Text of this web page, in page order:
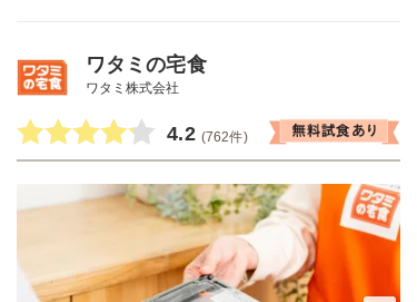
ワタミの宅食
ワタミ株式会社
4.2 (762件)